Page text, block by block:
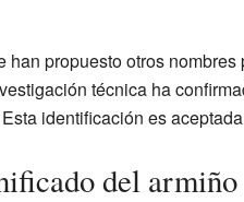
han propuesto otros
técnica ha
identificación es
del armiño